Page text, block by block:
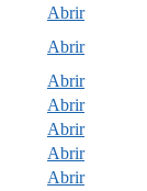
Abrir
Abrir
Abrir
Abrir
Abrir
Abrir
Abrir